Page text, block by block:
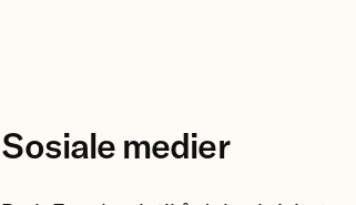
Sosiale medier